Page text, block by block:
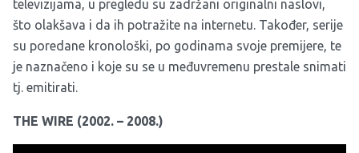
televizijama, u pregledu su zadržani originalni naslovi,
što olakšava i da ih potražite na internetu. Također, serije
su poredane kronološki, po godinama svoje premijere, te
je naznačeno i koje su se u međuvremenu prestale snimati
tj. emitirati.
THE WIRE (2002. – 2008.)